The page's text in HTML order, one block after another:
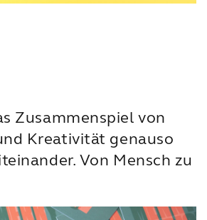
Zusammenspiel von
Kreativität genauso
Von Mensch zu